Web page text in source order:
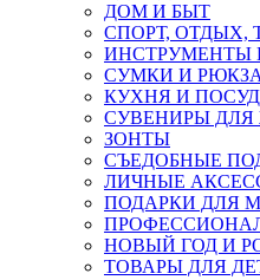
ДОМ И БЫТ
СПОРТ, ОТДЫХ,
ИНСТРУМЕНТЫ
СУМКИ И
КУХНЯ И
СУВЕНИРЫ
ЗОНТЫ
СЪЕДОБНЫЕ
ЛИЧНЫЕ
ПОДАРКИ ДЛЯ
НОВЫЙ ГОД И
ТОВАРЫ ДЛЯ